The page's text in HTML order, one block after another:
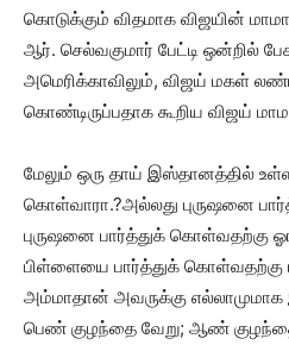
கொடுக்கும் விதமாக விஜயின்
ஆர். செல்வகுமார் பேட்டி ஒன்றில்
அமெரிக்காவிலும், விஜய் மகள்
கொண்டிருப்பதாக கூறிய விஜய்
மேலும் ஒரு தாய் இஸ்தானத்தில்
கொள்வாரா.?அல்லது புருஷனை
புருஷனை பார்த்துக் கொள்வதற்கு
பிள்ளையை பார்த்துக் கொள்வதற்கு
அம்மாதான் அவருக்கு
பெண் குழந்தை வேறு; ஆண்